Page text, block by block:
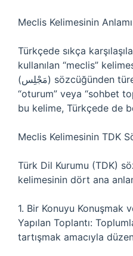
Meclis Kelimesinin
Türkçede sıkça
kullanılan “meclis”
(مَجْلِس) sözcüğünden türetilmiştir. Arapça’da
“oturum” veya “sohbet
bu kelime, Türkçede de
Meclis Kelimesinin TDK
Türk Dil Kurumu (TDK)
kelimesinin dört ana
1. Bir Konuyu Konuşmak
Yapılan Toplantı:
tartışmak amacıyla